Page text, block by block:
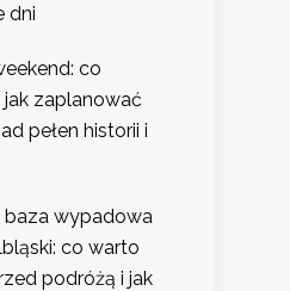
dni
co
zaplanować
pełen historii i
baza wypadowa
co warto
podróżą i jak